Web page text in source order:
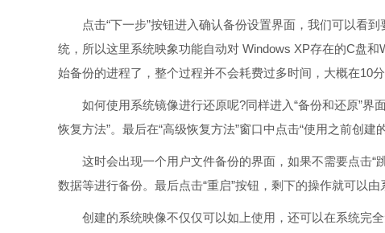
点击“下一步”按钮进入确认备份设置界面，我们可以看到
统，所以这里系统映象功能自动对 Windows XP存在的C盘
始备份的进程了，整个过程并不会耗费过多时间，大概在10分
如何使用系统镜像进行还原呢?同样进入“备份和还原”界
恢复方法”。最后在“高级恢复方法”窗口中点击“使用之前创建
这时会出现一个用户文件备份的界面，如果不需要点击“
数据等进行备份。最后点击“重启”按钮，剩下的操作就可以由
创建的系统映像不仅仅可以如上使用，还可以在系统完全